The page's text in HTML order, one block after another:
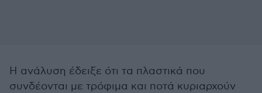
Η ανάλυση έδειξε ότι τα πλαστικά που
συνδέονται με τρόφιμα και ποτά κυριαρχούν